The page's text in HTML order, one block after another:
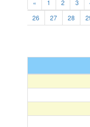
« 1 2 3
26
27 28